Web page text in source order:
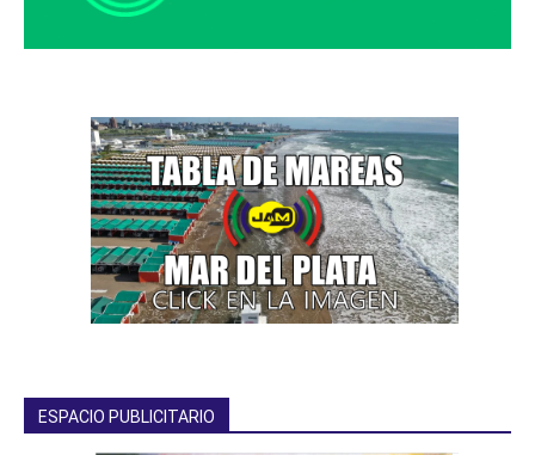
ESPACIO PUBLICITARIO